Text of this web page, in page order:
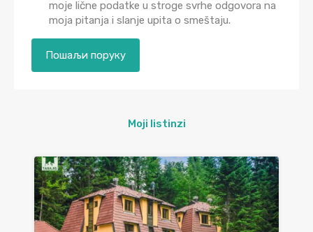
moje lične podatke u stroge svrhe odgovora na
moja pitanja i slanje upita o smeštaju.
Moji listinzi